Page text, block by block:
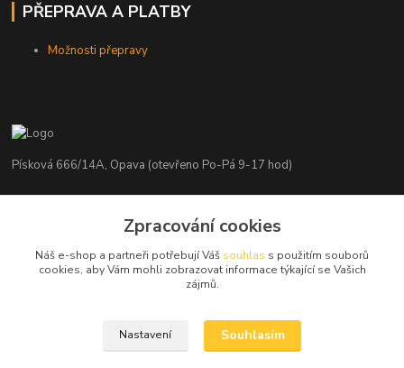
PŘEPRAVA A PLATBY
Možnosti přepravy
Písková 666/14A, Opava (otevřeno Po-Pá 9-17 hod)
+420 776 839 986
info@nosice.com
Zpracování cookies
Náš e-shop a partneři potřebují Váš souhlas s použitím souborů
cookies, aby Vám mohli zobrazovat informace týkající se Vašich
zájmů.
Nastavení Souhlasím